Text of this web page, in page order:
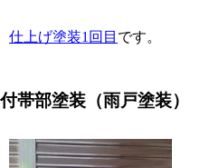
仕上げ塗装1回目 です。
付帯部塗装 （雨戸塗装）